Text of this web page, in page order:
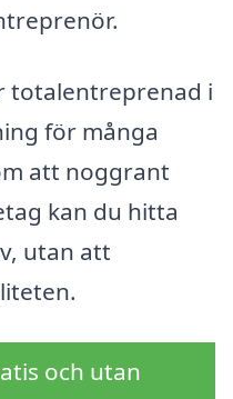
totalentreprenad i
för många
att noggrant
kan du hitta
utan att
och utan